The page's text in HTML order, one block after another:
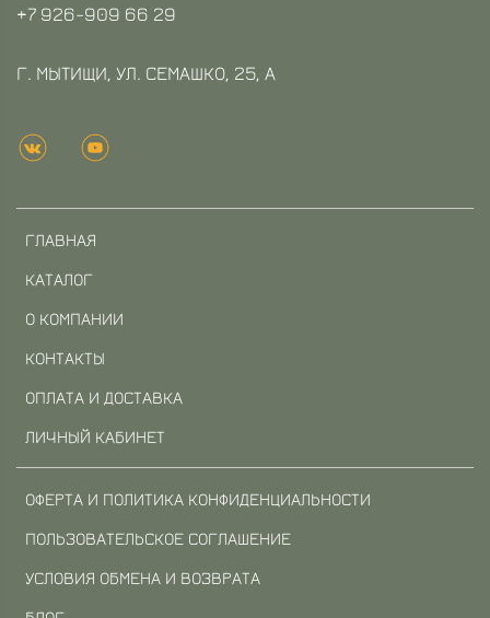
ГЛАВНАЯ
КАТАЛОГ
О КОМПАНИИ
КОНТАКТЫ
ОПЛАТА И ДОСТАВКА
ЛИЧНЫЙ КАБИНЕТ
ОФЕРТА И ПОЛИТИКА КОНФИДЕНЦИАЛЬНОСТИ
ПОЛЬЗОВАТЕЛЬСКОЕ СОГЛАШЕНИЕ
УСЛОВИЯ ОБМЕНА И ВОЗВРАТА
+7 926-909 66 29
Г. МЫТИЩИ, УЛ. СЕМАШКО, 25, А